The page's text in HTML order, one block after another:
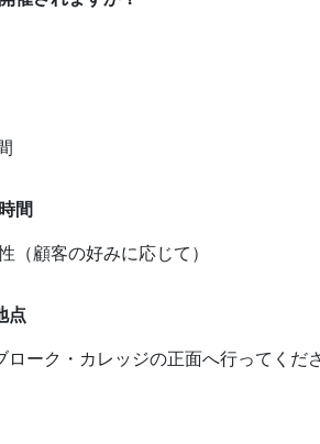
間
（顧客の好みに応じて）
点
ローク・カレッジの正面へ行ってくだ